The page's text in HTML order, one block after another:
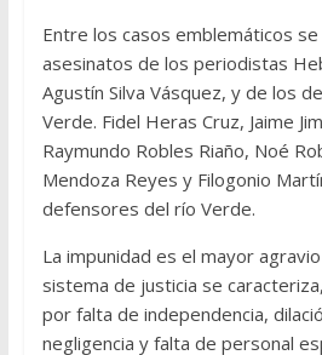
Entre los casos emblemáticos
asesinatos de los periodistas
Agustín Silva Vásquez, y de los
Verde. Fidel Heras Cruz, Jaime
Raymundo Robles Riaño, Noé
Mendoza Reyes y Filogonio
defensores del río Verde.
La impunidad es el mayor
sistema de justicia se
por falta de independencia,
negligencia y falta de personal